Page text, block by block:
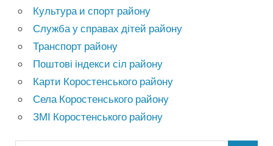
Культура и спорт району
Служба у справах дітей району
Транспорт району
Поштові індекси сіл району
Карти Коростенського району
Села Коростенського району
ЗМІ Коростенського району